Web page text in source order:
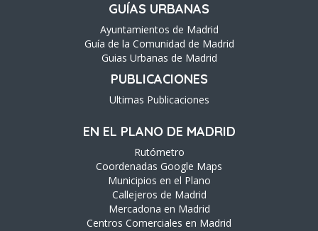
GUÍAS URBANAS
Ayuntamientos de Madrid
Guía de la Comunidad de Madrid
Guias Urbanas de Madrid
PUBLICACIONES
Ultimas Publicaciones
EN EL PLANO DE MADRID
Rutómetro
Coordenadas Google Maps
Municipios en el Plano
Callejeros de Madrid
Mercadona en Madrid
Centros Comerciales en Madrid